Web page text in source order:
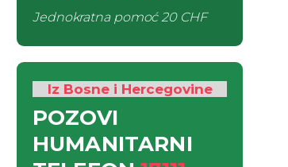
Jednokratna pomoć20 CHF
Iz Bosne i Hercegovine
POZOVI
HUMANITARNI